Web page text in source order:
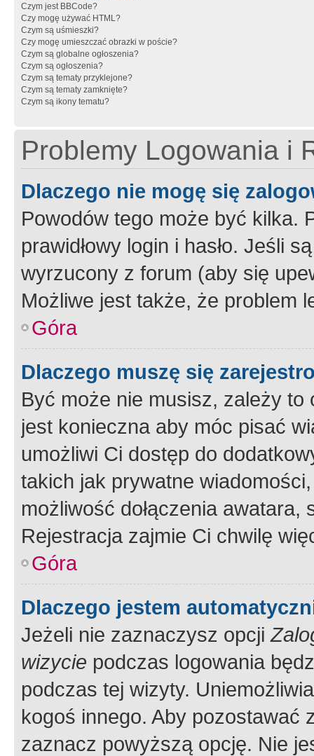
Czym jest BBCode?
Czy mogę używać HTML?
Czym są uśmieszki?
Czy mogę umieszczać obrazki w poście?
Czym są globalne ogłoszenia?
Czym są ogłoszenia?
Czym są tematy przyklejone?
Czym są tematy zamknięte?
Czym są ikony tematu?
Problemy Logowania i
Dlaczego nie mogę się
Powodów tego może być kilka.
prawidłowy login i hasło. Jeśli
wyrzucony z forum (aby się
Możliwe jest także, że problem
Góra
Dlaczego muszę się
Być może nie musisz, zależy
jest konieczna aby móc pisać
umożliwi Ci dostęp do
takich jak prywatne
możliwość dołączenia
Rejestracja zajmie Ci chwilę
Góra
Dlaczego jestem
Jeżeli nie zaznaczysz opcji
wizycie podczas logowania
podczas tej wizyty.
kogoś innego. Aby pozostawać
zaznacz powyższą opcję. Nie